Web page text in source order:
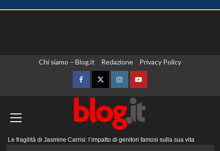
Chi siamo – Blog.it Redazione Privacy Policy
FacebookTwitterInstagramYouTube
Menu
Le fragilità di Jasmine Carrisi: l’impatto di genitori famosi sulla sua vita